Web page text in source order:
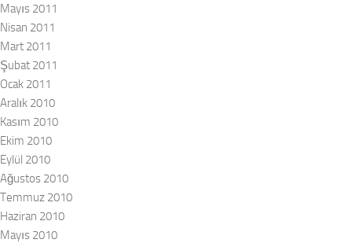
Mayıs 2011
Nisan 2011
Mart 2011
Şubat 2011
Ocak 2011
Aralık 2010
Kasım 2010
Ekim 2010
Eylül 2010
Ağustos 2010
Temmuz 2010
Haziran 2010
Mayıs 2010